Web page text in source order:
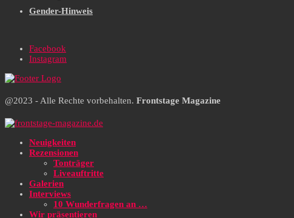
Gender-Hinweis
Facebook
Instagram
@2023 - Alle Rechte vorbehalten. Frontstage Magazine
Neuigkeiten
Rezensionen
Tonträger
Liveauftritte
Galerien
Interviews
10 Wunderfragen an …
Wir präsentieren